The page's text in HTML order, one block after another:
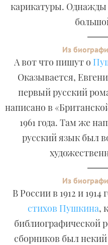
карикатуры.
Из
А вот что пишут о
Оказывается,
первый русский
написано в
1961 года. Там же
русский язык был
Из
В России в 1912 и
стихов Пушкина,
библиографической
сборников был